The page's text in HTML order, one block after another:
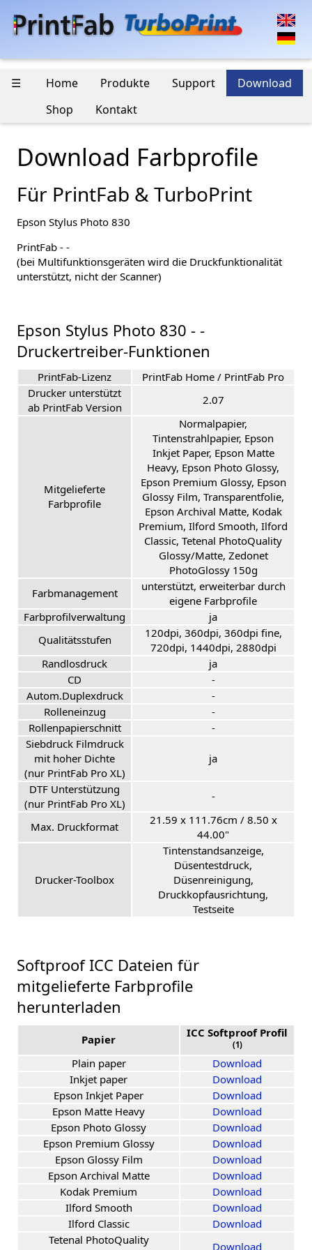
☰ Home Produkte Support
Download
Shop
Kontakt
Download Farbprofile
Für PrintFab & TurboPrint
Epson Stylus Photo 830
PrintFab - -
(bei Multifunktionsgeräten wird die Druckfunktionalität
unterstützt, nicht der Scanner)
Epson Stylus Photo 830 - -
Druckertreiber-Funktionen
PrintFab-Lizenz
PrintFab Home / PrintFab Pro
Drucker unterstützt
ab PrintFab Version
2.07
Mitgelieferte
Farbprofile
Normalpapier,
Tintenstrahlpapier, Epson
Inkjet Paper, Epson Matte
Heavy, Epson Photo Glossy,
Epson Premium Glossy, Epson
Glossy Film, Transparentfolie,
Epson Archival Matte, Kodak
Premium, Ilford Smooth, Ilford
Classic, Tetenal PhotoQuality
Glossy/Matte, Zedonet
PhotoGlossy 150g
Farbmanagement
unterstützt, erweiterbar durch
eigene Farbprofile
Farbprofilverwaltung
ja
Qualitätsstufen
120dpi, 360dpi, 360dpi fine,
720dpi, 1440dpi, 2880dpi
Randlosdruck
ja
CD
-
Autom.Duplexdruck
-
Rolleneinzug
-
Rollenpapierschnitt
-
Siebdruck Filmdruck
mit hoher Dichte
(nur PrintFab Pro XL)
ja
DTF Unterstützung
(nur PrintFab Pro XL)
-
Max. Druckformat
21.59 x 111.76cm / 8.50 x
44.00"
Drucker-Toolbox
Tintenstandsanzeige,
Düsentestdruck,
Düsenreinigung,
Druckkopfausrichtung,
Testseite
Softproof ICC Dateien für
mitgelieferte Farbprofile
herunterladen
Papier ICC Softproof Profil
(1)
Plain paper
Download
Inkjet paper
Download
Epson Inkjet Paper
Download
Epson Matte Heavy
Download
Epson Photo Glossy
Download
Epson Premium Glossy
Download
Epson Glossy Film
Download
Epson Archival Matte
Download
Kodak Premium
Download
Ilford Smooth
Download
Ilford Classic
Download
Tetenal PhotoQuality
Download